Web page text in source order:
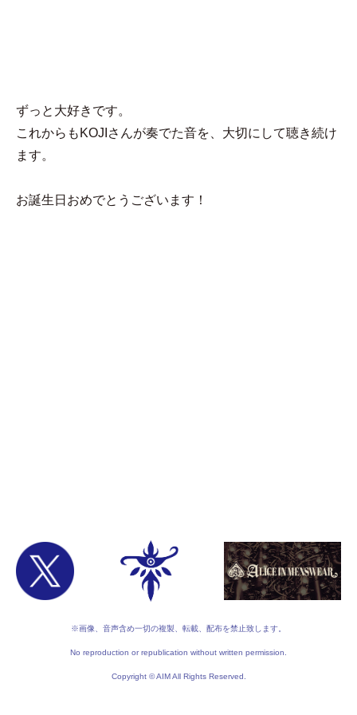
ずっと大好きです。
これからもKOJIさんが奏でた音を、大切にして聴き続け
ます。
お誕生日おめでとうございます！
※画像、音声含め一切の複製、転載、配布を禁止致します。
No reproduction or republication without written permission.
Copyright © AIM All Rights Reserved.